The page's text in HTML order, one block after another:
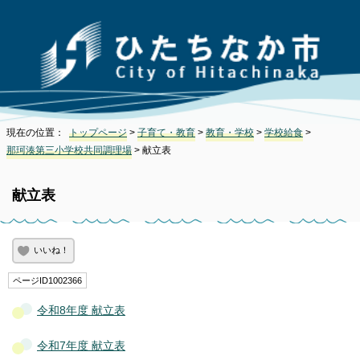
現在の位置： トップページ > 子育て・教育 > 教育・学校 > 学校給食 >
那珂湊第三小学校共同調理場 > 献立表
献立表
いいね！
ページID1002366
令和8年度 献立表
令和7年度 献立表